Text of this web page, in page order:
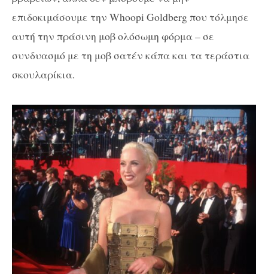
επιδοκιμάσουμε την Whoopi Goldberg που τόλμησε
αυτή την πράσινη μοβ ολόσωμη φόρμα – σε
συνδυασμό με τη μοβ σατέν κάπα και τα τεράστια
σκουλαρίκια.